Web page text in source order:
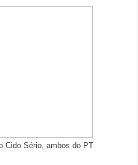
Cido Sério, ambos do PT